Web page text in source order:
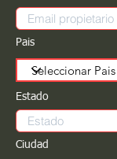
Pais
Estado
Ciudad